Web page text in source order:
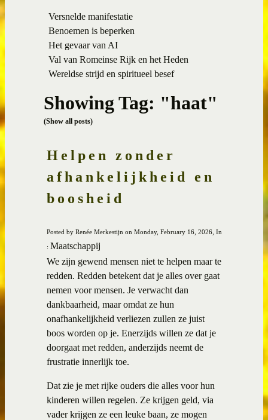
Versnelde manifestatie
Benoemen is beperken
Het gevaar van AI
Val van Romeinse Rijk en het Heden
Wereldse strijd en spiritueel besef
Showing Tag: "haat"
(Show all posts)
Helpen zonder
afhankelijkheid en
boosheid
Posted by Renée Merkestijn on Monday, February 16, 2026, In
: Maatschappij
We zijn gewend mensen niet te helpen maar te
redden. Redden betekent dat je alles over gaat
nemen voor mensen. Je verwacht dan
dankbaarheid, maar omdat ze hun
onafhankelijkheid verliezen zullen ze juist
boos worden op je. Enerzijds willen ze dat je
doorgaat met redden, anderzijds neemt de
frustratie innerlijk toe.
Dat zie je met rijke ouders die alles voor hun
kinderen willen regelen. Ze krijgen geld, via
vader krijgen ze een leuke baan, ze mogen